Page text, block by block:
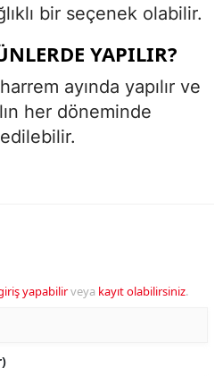
bir seçenek olabilir.
YAPILIR?
ayında yapılır ve
her döneminde
yapabilirveya kayıt olabilirsiniz.